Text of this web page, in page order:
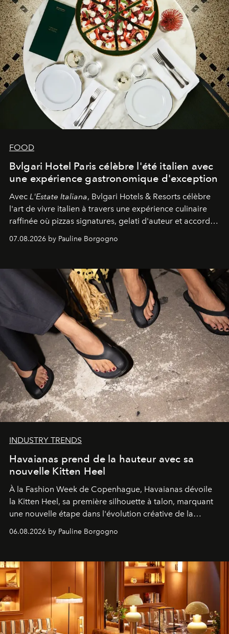
FOOD
Bvlgari Hotel Paris célèbre l'été italien avec
une expérience gastronomique d'exception
Avec L'Estate Italiana, Bvlgari Hotels & Resorts célèbre
l'art de vivre italien à travers une expérience culinaire
raffinée où pizzas signatures, gelati d'auteur et accords
07.08.2026 by Pauline Borgogno
INDUSTRY TRENDS
Havaianas prend de la hauteur avec sa
nouvelle Kitten Heel
À la Fashion Week de Copenhague, Havaianas dévoile
la Kitten Heel, sa première silhouette à talon, marquant
une nouvelle étape dans l'évolution créative de la
06.08.2026 by Pauline Borgogno